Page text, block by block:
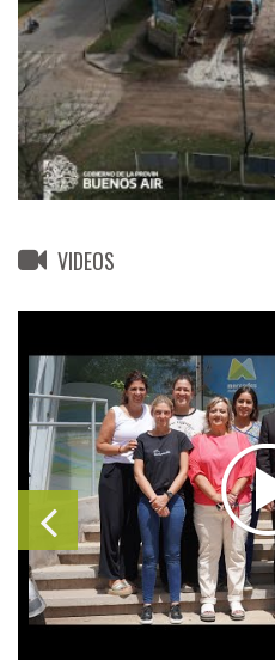
VIDEOS